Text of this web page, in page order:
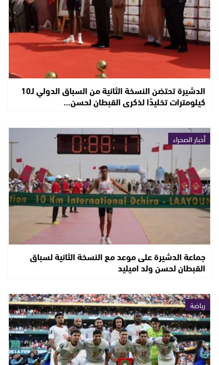
الدشيرة تحتضن النسخة الثانية من السباق الدولي لـ10
كيلومترات تخليدًا لذكرى القبطان لحسن…
أخبار الصحراء
جماعة الدشيرة على موعد مع النسخة الثانية لسباق
القبطان لحسن ولد اميليد
رياضة